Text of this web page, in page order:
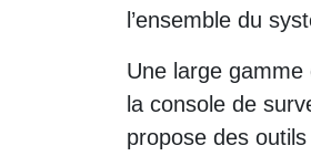
l’ensemble du
Une large gamme
la console de
propose des